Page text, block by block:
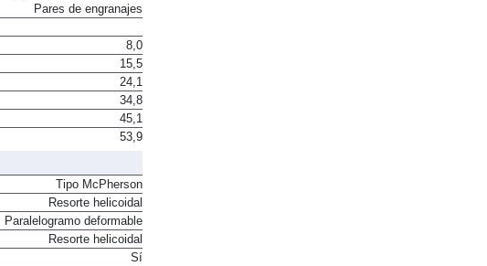
Pares de engranajes
8,0
15,5
24,1
34,8
45,1
53,9
Tipo McPherson
Resorte helicoidal
Paralelogramo deformable
Resorte helicoidal
Sí